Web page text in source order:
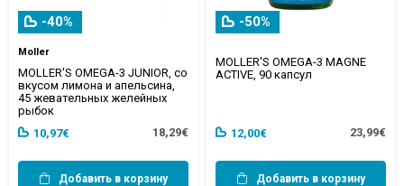
-40%
Moller
MOLLER'S OMEGA-3 JUNIOR, со
вкусом лимона и апельсина,
45 жевательных желейных
рыбок
10,97€
18,29€
Добавить в корзину
-50%
MOLLER'S OMEGA-3 MAGNE
ACTIVE, 90 капсул
12,00€ 23,99€
Добавить в корзину